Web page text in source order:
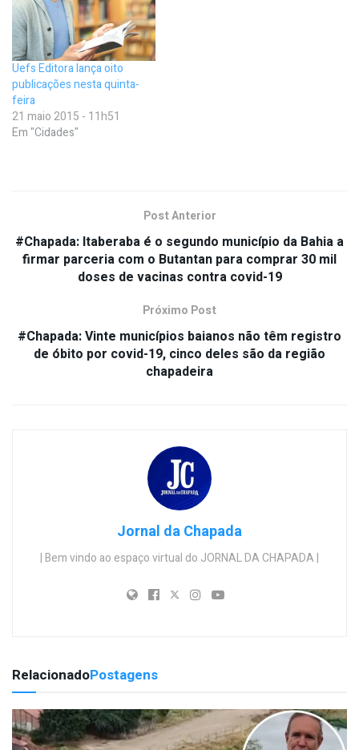
Uefs Editora lança oito
publicações nesta quinta-
feira
21 maio 2015 - 11h51
Em "Cidades"
Post Anterior
#Chapada: Itaberaba é o segundo município da Bahia a
firmar parceria com o Butantan para comprar 30 mil
doses de vacinas contra covid-19
Próximo Post
#Chapada: Vinte municípios baianos não têm registro
de óbito por covid-19, cinco deles são da região
chapadeira
Jornal da Chapada
| Bem vindo ao espaço virtual do JORNAL DA CHAPADA |
RelacionadoPostagens